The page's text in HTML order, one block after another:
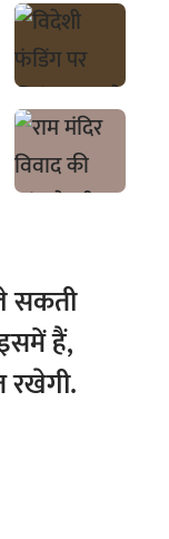
सकती
हैं,